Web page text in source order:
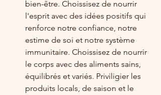
bien-être. Choissisez de nourrir
l'esprit avec des idées positifs qui
renforce notre confiance, notre
estime de soi et notre système
immunitaire. Choissisez de nourrir
le corps avec des aliments sains,
équilibrés et variés. Priviligier les
produits locals, de saison et le